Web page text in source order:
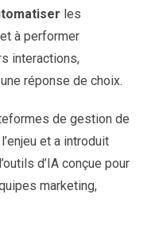
les
et à performer
interactions,
réponse de choix.
de gestion de
et a introduit
d’IA conçue pour
marketing,